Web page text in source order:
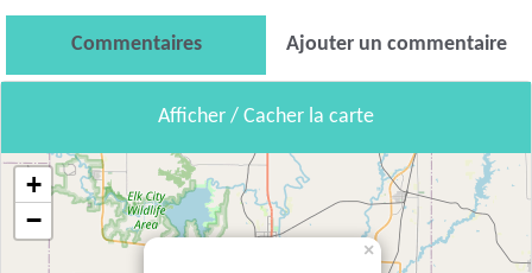
Commentaires Ajouter un commentaire
Afficher / Cacher la carte
×
+
−